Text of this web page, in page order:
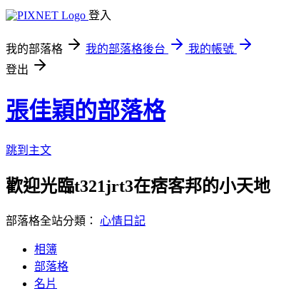
登入
我的部落格 我的部落格後台
我的帳號
登出
張佳穎的部落格
跳到主文
歡迎光臨t321jrt3在痞客邦的小天地
部落格全站分類： 心情日記
相簿
部落格
名片